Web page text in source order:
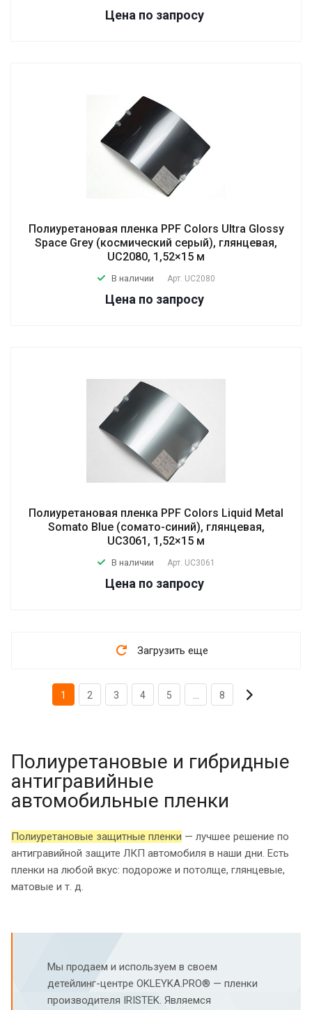
Цена по запросу
Полиуретановая пленка PPF Colors Ultra Glossy
Space Grey (космический серый), глянцевая,
UC2080, 1,52×15 м
В наличии Арт. UC2080
Цена по запросу
Полиуретановая пленка PPF Colors Liquid Metal
Somato Blue (сомато-синий), глянцевая,
UC3061, 1,52×15 м
В наличии Арт. UC3061
Цена по запросу
Загрузить еще
1 2 3 4 5 ... 8
Полиуретановые и гибридные
антигравийные
автомобильные пленки
Полиуретановые защитные пленки — лучшее решение по
антигравийной защите ЛКП автомобиля в наши дни. Есть
пленки на любой вкус: подороже и потолще, глянцевые,
матовые и т. д.
Мы продаем и используем в своем
детейлинг-центре OKLEYKA.PRO® — пленки
производителя IRISTEK. Являемся